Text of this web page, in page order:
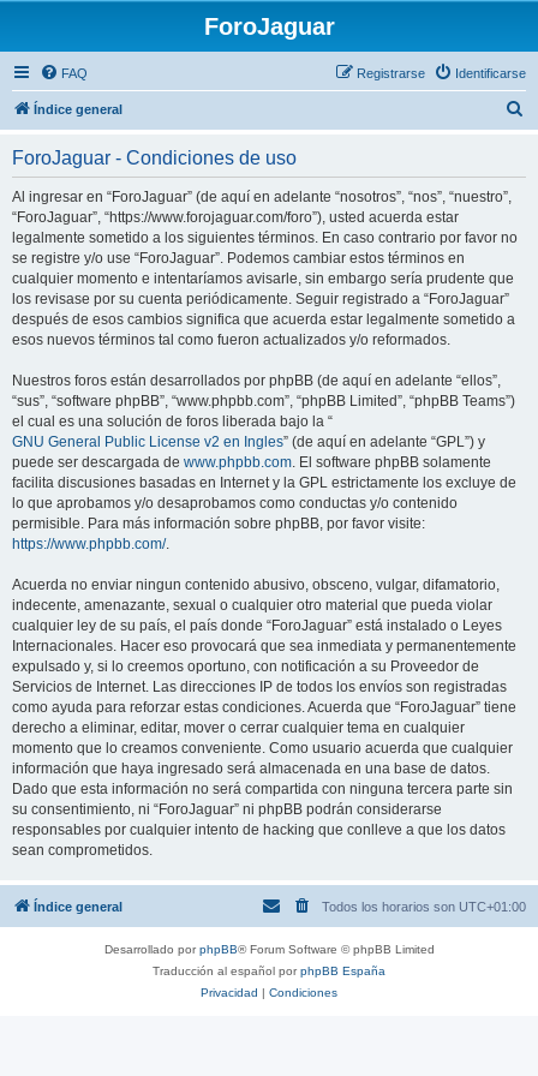
ForoJaguar
FAQ Identificarse
Registrarse
Índice general
ForoJaguar - Condiciones de uso
Al ingresar en “ForoJaguar” (de aquí en adelante “nosotros”, “nos”, “nuestro”,
“ForoJaguar”, “https://www.forojaguar.com/foro”), usted acuerda estar
legalmente sometido a los siguientes términos. En caso contrario por favor no
se registre y/o use “ForoJaguar”. Podemos cambiar estos términos en
cualquier momento e intentaríamos avisarle, sin embargo sería prudente que
los revisase por su cuenta periódicamente. Seguir registrado a “ForoJaguar”
después de esos cambios significa que acuerda estar legalmente sometido a
esos nuevos términos tal como fueron actualizados y/o reformados.
Nuestros foros están desarrollados por phpBB (de aquí en adelante “ellos”,
“sus”, “software phpBB”, “www.phpbb.com”, “phpBB Limited”, “phpBB Teams”)
el cual es una solución de foros liberada bajo la “
GNU General Public License v2 en Ingles” (de aquí en adelante “GPL”) y
puede ser descargada de www.phpbb.com. El software phpBB solamente
facilita discusiones basadas en Internet y la GPL estrictamente los excluye de
lo que aprobamos y/o desaprobamos como conductas y/o contenido
permisible. Para más información sobre phpBB, por favor visite:
https://www.phpbb.com/.
Acuerda no enviar ningun contenido abusivo, obsceno, vulgar, difamatorio,
indecente, amenazante, sexual o cualquier otro material que pueda violar
cualquier ley de su país, el país donde “ForoJaguar” está instalado o Leyes
Internacionales. Hacer eso provocará que sea inmediata y permanentemente
expulsado y, si lo creemos oportuno, con notificación a su Proveedor de
Servicios de Internet. Las direcciones IP de todos los envíos son registradas
como ayuda para reforzar estas condiciones. Acuerda que “ForoJaguar” tiene
derecho a eliminar, editar, mover o cerrar cualquier tema en cualquier
momento que lo creamos conveniente. Como usuario acuerda que cualquier
información que haya ingresado será almacenada en una base de datos.
Dado que esta información no será compartida con ninguna tercera parte sin
su consentimiento, ni “ForoJaguar” ni phpBB podrán considerarse
responsables por cualquier intento de hacking que conlleve a que los datos
sean comprometidos.
Índice general Todos los horarios son UTC+01:00
Desarrollado porphpBB® Forum Software © phpBB Limited
Traducción al español porphpBB España
Privacidad | Condiciones